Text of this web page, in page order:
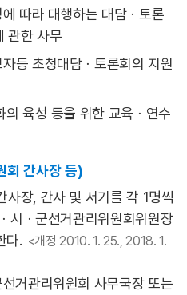
따라 대행하는 대담ㆍ토론
관한 사무
등 초청대담ㆍ토론회의 지원
육성 등을 위한 교육ㆍ연수
회 간사장 등)
장, 간사 및 서기를 각 1명씩
시ㆍ군선거관리위원회위원장
다. <개정 2010. 1. 25., 2018. 1.
거관리위원회 사무국장 또는